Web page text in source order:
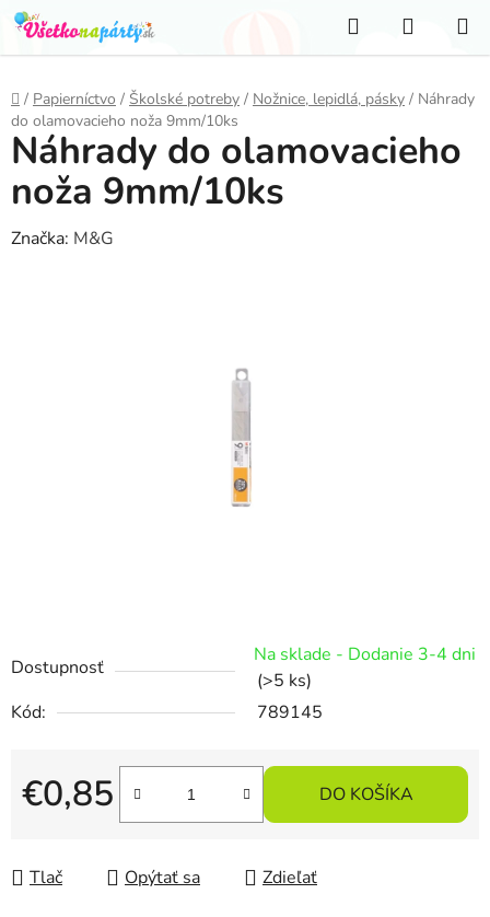
Prejsť
na
obsah
Hľadať
KOŠÍK
Domov
/ Papierníctvo / Školské potreby / Nožnice, lepidlá, pásky / Náhrady
do olamovacieho noža 9mm/10ks
Dostupnosť
Na sklade - Dodanie 3-4 dni
(>5 ks)
Kód:
789145
€0,85
Jednotková cena:
DO KOŠÍKA
Tlač Opýtať sa Zdieľať
Náhrady do olamovacieho
noža 9mm/10ks
Značka: M&G